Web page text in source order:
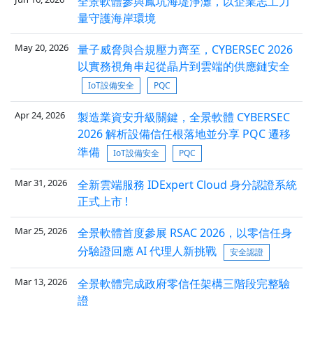
量守護海岸環境
May 20, 2026
量子威脅與合規壓力齊至，CYBERSEC 2026
以實務視角串起從晶片到雲端的供應鏈安全
IoT設備安全 PQC
Apr 24, 2026
製造業資安升級關鍵，全景軟體 CYBERSEC
2026 解析設備信任根落地並分享 PQC 遷移
準備
IoT設備安全 PQC
Mar 31, 2026
全新雲端服務 IDExpert Cloud 身分認證系統
正式上市 !
Mar 25, 2026
全景軟體首度參展 RSAC 2026，以零信任身
分驗證回應 AI 代理人新挑戰
安全認證
Mar 13, 2026
全景軟體完成政府零信任架構三階段完整驗
證